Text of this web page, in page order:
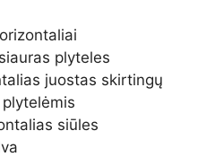
plyteles
juostas skirtingų
siūles